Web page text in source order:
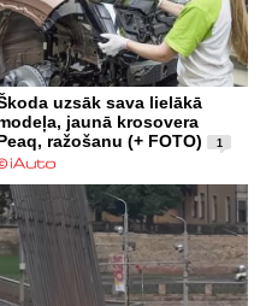
uzsāk sava lielākā
jaunā krosovera
ražošanu (+ FOTO)
1